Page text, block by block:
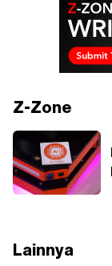
Z-Zone
Lainnya